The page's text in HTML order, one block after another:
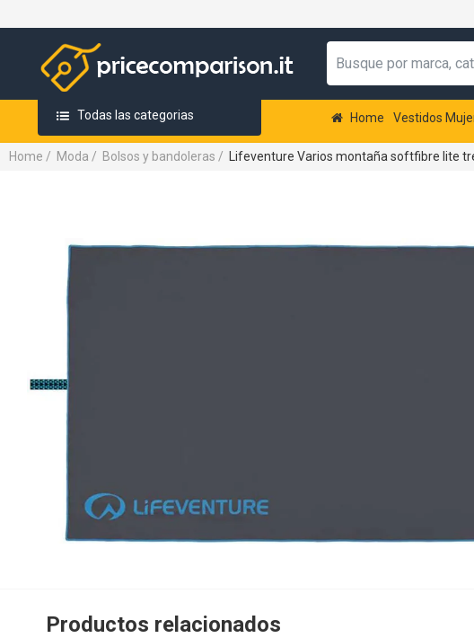
Todas las categorias Home Vestidos
Home / Moda / Bolsos y bandoleras / Lifeventure Varios montaña softfibre lite
Productos relacionados